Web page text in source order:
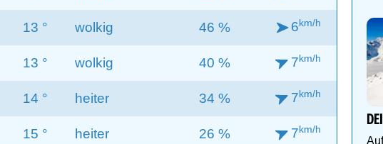
13 ° wolkig 46 % 6km/h
13 ° wolkig 40 % 7km/h
14 ° heiter 34 % 7km/h
15 ° heiter 26 % 7km/h